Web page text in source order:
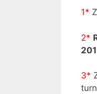
1*
2*
3*